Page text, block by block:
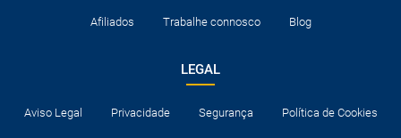
Afiliados Trabalhe connosco Blog
LEGAL
Aviso Legal Privacidade Segurança Política de Cookies